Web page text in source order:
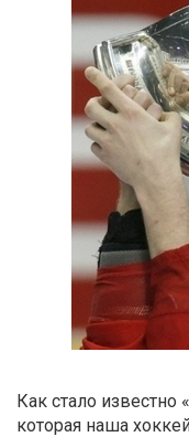
Как стало известно
которая наша